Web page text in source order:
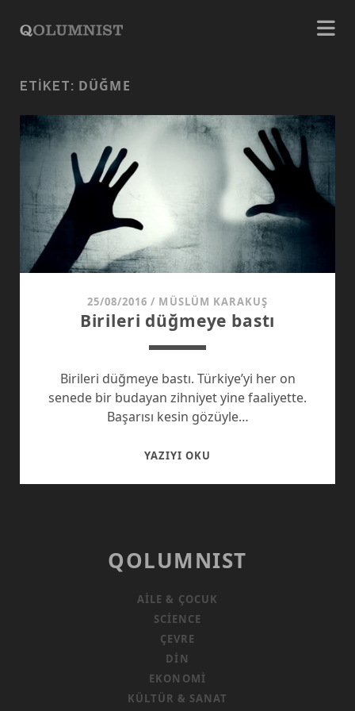
ETIKET: DÜĞME
25/08/2016 / MÜSLÜM KARAKUŞ
Birileri düğmeye bastı
Birileri düğmeye bastı. Türkiye’yi her on
senede bir budayan zihniyet yine faaliyette.
Başarısı kesin gözüyle…
YAZIYI OKU
QOLUMNIST
AILE & ÇOCUK
SCIENCE
ÇEVRE
DIN
EKONOMI
KÜLTÜR & SANAT